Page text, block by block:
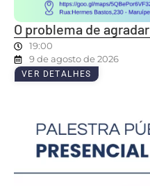
O problema de agradar
19:00
9 de agosto de 2026
VER DETALHES